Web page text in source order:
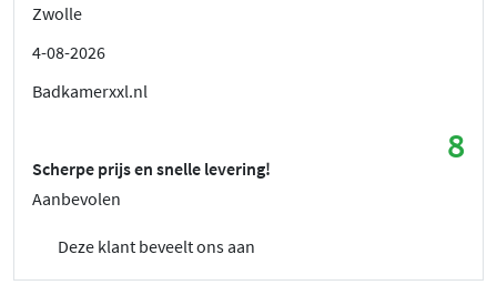
Zwolle
4-08-2026
Badkamerxxl.nl
8
Scherpe prijs en snelle levering!
Aanbevolen
Deze klant beveelt ons aan